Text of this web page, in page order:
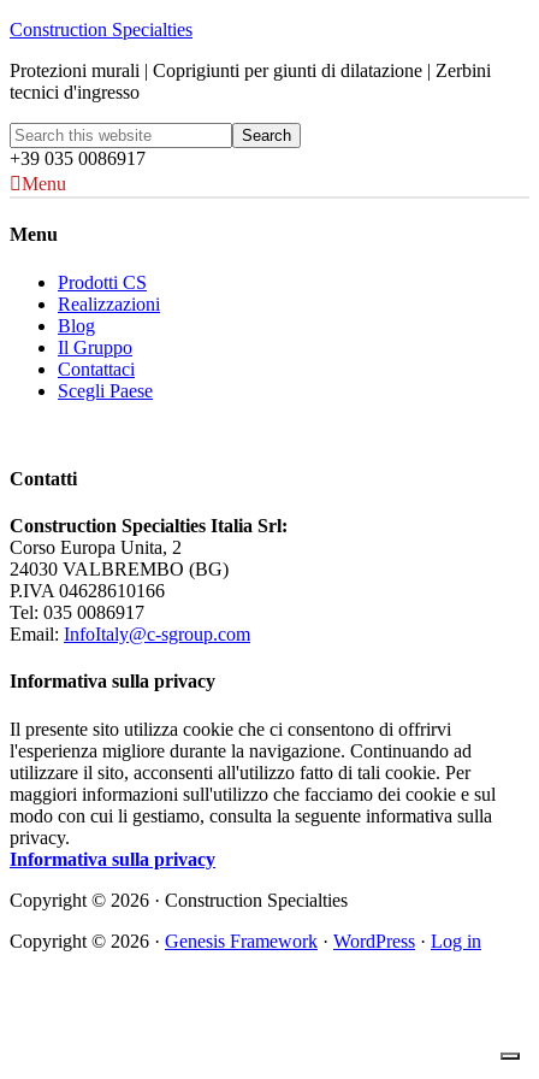
Construction Specialties
Protezioni murali | Coprigiunti per giunti di dilatazione | Zerbini
tecnici d'ingresso
+39 035 0086917
Menu
Menu
Prodotti CS
Realizzazioni
Blog
Il Gruppo
Contattaci
Scegli Paese
Contatti
Construction Specialties Italia Srl:
Corso Europa Unita, 2
24030 VALBREMBO (BG)
P.IVA 04628610166
Tel: 035 0086917
Email: InfoItaly@c-sgroup.com
Informativa sulla privacy
Il presente sito utilizza cookie che ci consentono di offrirvi
l'esperienza migliore durante la navigazione. Continuando ad
utilizzare il sito, acconsenti all'utilizzo fatto di tali cookie. Per
maggiori informazioni sull'utilizzo che facciamo dei cookie e sul
modo con cui li gestiamo, consulta la seguente informativa sulla
privacy.
Informativa sulla privacy
Copyright © 2026 · Construction Specialties
Copyright © 2026 · Genesis Framework · WordPress · Log in